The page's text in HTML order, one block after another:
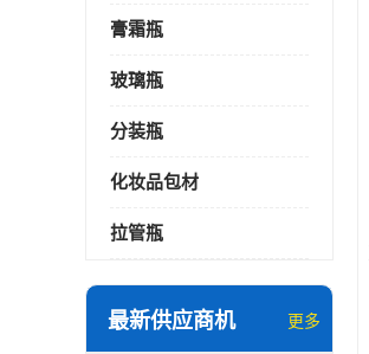
膏霜瓶
玻璃瓶
分装瓶
化妆品包材
拉管瓶
最新供应商机 更多